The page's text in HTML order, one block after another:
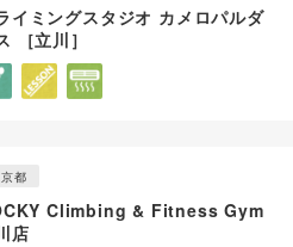
イミングスタジオ カメロパルダ
［立川］
都
Climbing & Fitness Gym
店